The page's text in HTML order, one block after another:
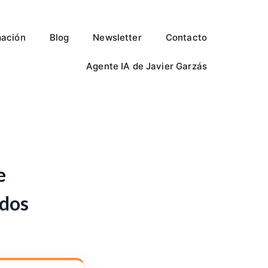
Blog Newsletter Contacto
Agente IA de Javier Garzás